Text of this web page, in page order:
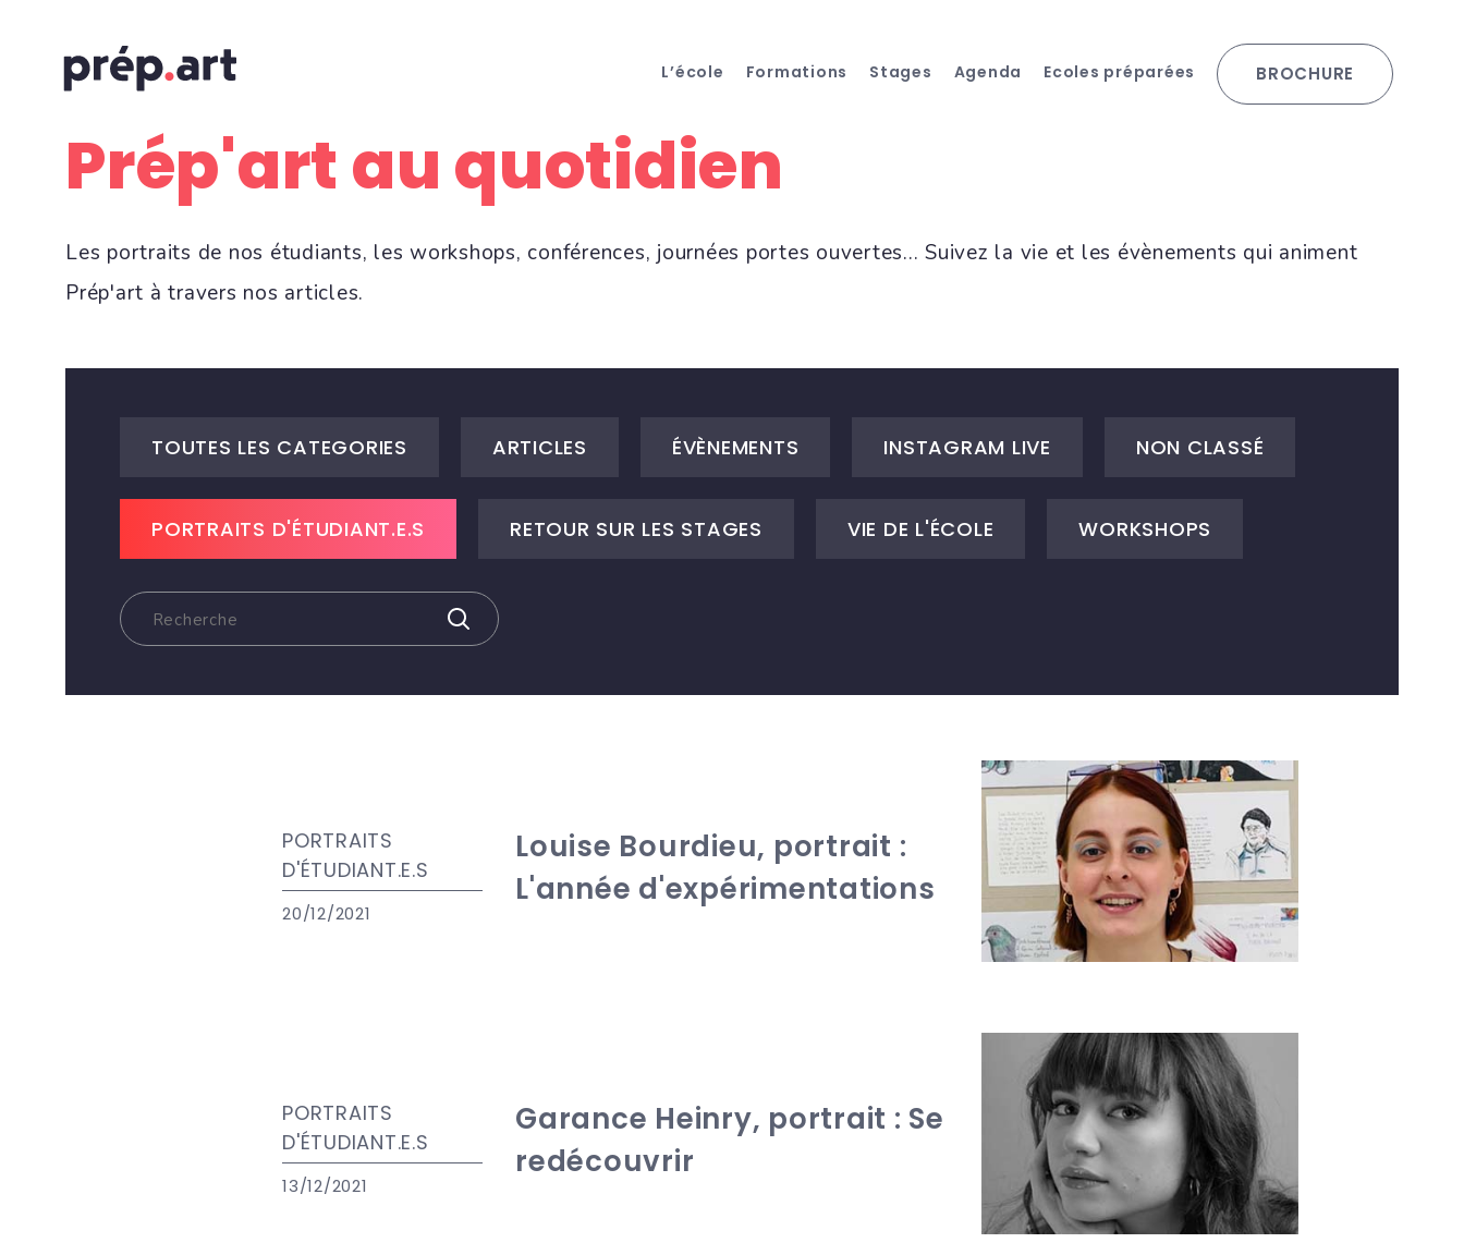
L’école Formations Stages Agenda Ecoles préparées BROCHURE
Prép'art au quotidien
Les portraits de nos étudiants, les workshops, conférences, journées portes ouvertes... Suivez la vie et les évènements qui animent
Prép'art à travers nos articles.
TOUTES LES CATEGORIES ARTICLES ÉVÈNEMENTS INSTAGRAM LIVE NON CLASSÉ
PORTRAITS D'ÉTUDIANT.E.S RETOUR SUR LES STAGES VIE DE L'ÉCOLE WORKSHOPS
PORTRAITS
D'ÉTUDIANT.E.S
20/12/2021
Louise Bourdieu, portrait :
L'année d'expérimentations
PORTRAITS
D'ÉTUDIANT.E.S
13/12/2021
Garance Heinry, portrait : Se
redécouvrir